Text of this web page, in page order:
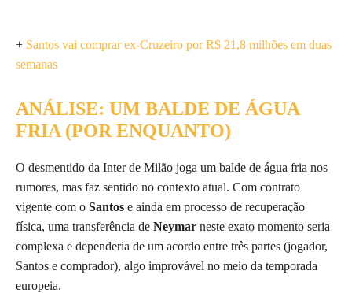
+ Santos vai comprar ex-Cruzeiro por R$ 21,8 milhões em duas
semanas
ANÁLISE: UM BALDE DE ÁGUA
FRIA (POR ENQUANTO)
O desmentido da Inter de Milão joga um balde de água fria nos
rumores, mas faz sentido no contexto atual. Com contrato
vigente com o Santos e ainda em processo de recuperação
física, uma transferência de Neymar neste exato momento seria
complexa e dependeria de um acordo entre três partes (jogador,
Santos e comprador), algo improvável no meio da temporada
europeia.